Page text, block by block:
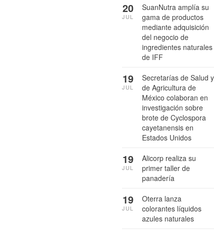
SuanNutra amplía su
gama de productos
mediante adquisición
del negocio de
ingredientes naturales
de IFF
20
JUL
Secretarías de Salud y
de Agricultura de
México colaboran en
investigación sobre
brote de Cyclospora
cayetanensis en
Estados Unidos
19
JUL
Alicorp realiza su
primer taller de
panadería
19
JUL
Oterra lanza
colorantes líquidos
azules naturales
19
JUL